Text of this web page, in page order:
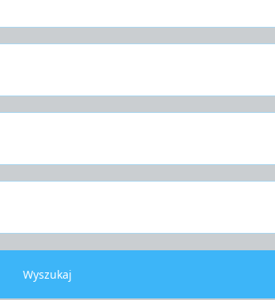
Wyszukaj